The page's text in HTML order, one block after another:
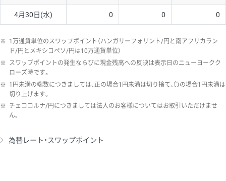
4月30日(水) 0 0 0
※ 1万通貨単位のスワップポイント（ハンガリーフォリント/円と南アフリカラン
ド/円とメキシコペソ/円は10万通貨単位）
※ スワップポイントの発生ならびに現金残高への反映は表示日のニューヨークク
ローズ時です。
※ 1円未満の端数につきましては、正の場合1円未満は切り捨て、負の場合1円未満は
切り上げます。
※ チェココルナ/円につきましては法人のお客様についてはお取引いただけませ
ん。
為替レート・スワップポイント